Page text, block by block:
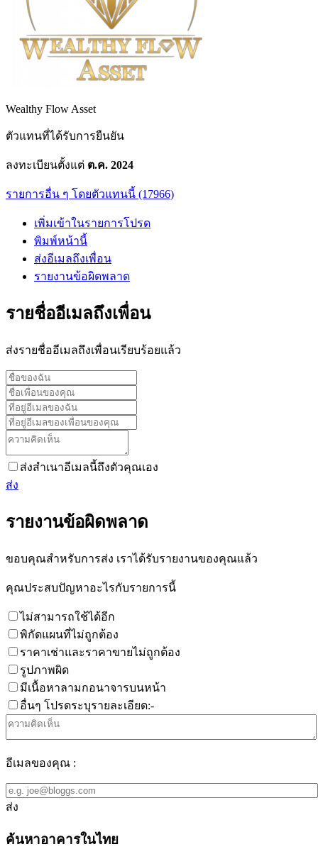
Wealthy Flow Asset
ตัวแทนที่ได้รับการยืนยัน
ลงทะเบียนตั้งแต่ ต.ค. 2024
รายการอื่น ๆ โดยตัวแทนนี้ (17966)
เพิ่มเข้าในรายการโปรด
พิมพ์หน้านี้
ส่งอีเมลถึงเพื่อน
รายงานข้อผิดพลาด
รายชื่ออีเมลถึงเพื่อน
ส่งรายชื่ออีเมลถึงเพื่อนเรียบร้อยแล้ว
ส่งสำเนาอีเมลนี้ถึงตัวคุณเอง
ส่ง
รายงานข้อผิดพลาด
ขอบคุณสำหรับการส่ง เราได้รับรายงานของคุณแล้ว
คุณประสบปัญหาอะไรกับรายการนี้
ไม่สามารถใช้ได้อีก
พิกัดแผนที่ไม่ถูกต้อง
ราคาเช่าและราคาขายไม่ถูกต้อง
รูปภาพผิด
มีเนื้อหาลามกอนาจารบนหน้า
อื่นๆ โปรดระบุรายละเอียด:-
อีเมลของคุณ :
ส่ง
ค้นหาอาคารในไทย